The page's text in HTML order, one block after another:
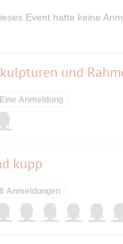
Event hatte keine
und
Eine Anmeldung
kupp
8 Anmeldungen